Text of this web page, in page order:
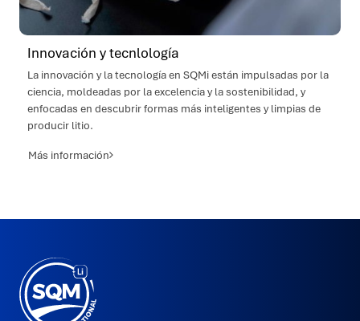
Innovación y tecnlología
La innovación y la tecnología en SQMi están impulsadas por la
ciencia, moldeadas por la excelencia y la sostenibilidad, y
enfocadas en descubrir formas más inteligentes y limpias de
producir litio.
Más información
SQMi
Hecho
en
Puerto
Varas
por
2litros